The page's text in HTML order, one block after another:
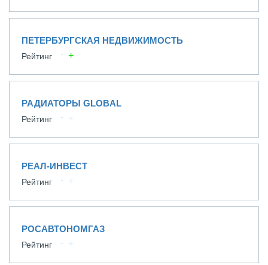
ПЕТЕРБУРГСКАЯ НЕДВИЖИМОСТЬ
Рейтинг
РАДИАТОРЫ GLOBAL
Рейтинг
РЕАЛ-ИНВЕСТ
Рейтинг
РОСАВТОНОМГАЗ
Рейтинг